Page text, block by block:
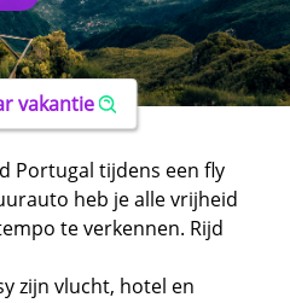
vakantie
Portugal tijdens een fly
heb je alle vrijheid
te verkennen. Rijd
van panoramische
zijn vlucht, hotel en